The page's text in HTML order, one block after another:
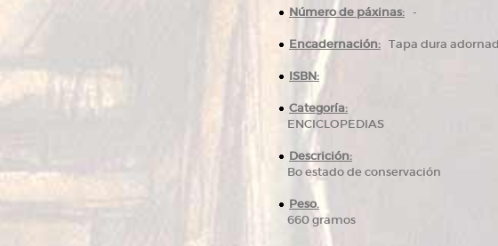
Número de páxinas: -
Encadernación: Tapa dura
ISBN:
Categoría:
ENCICLOPEDIAS
Descrición:
Bo estado de conservación
Peso.
660 gramos